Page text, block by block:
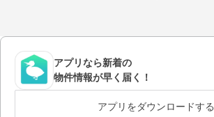
アプリなら新着の
物件情報が早く届く！
アプリをダウンロードする